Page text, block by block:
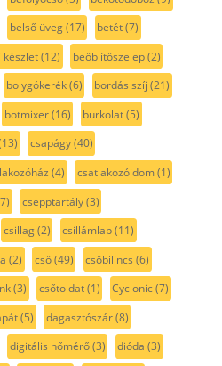
belső üveg(17) betét(7)
készlet(12) beőblítőszelep(2)
bolygókerék(6) bordás szíj (21)
botmixer(16) burkolat(5)
csapágy(40)
(4) csatlakozóidom(1)
csepptartály(3)
csillag(2) csillámlap(11)
(2) cső(49) csőbilincs (6)
(3) csőtoldat(1) Cyclonic(7)
(5) dagasztószár(8)
digitális hőmérő(3) dióda (3)